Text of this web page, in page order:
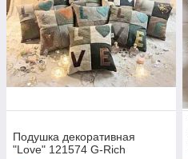
Подушка декоративная
"Love" 121574 G-Rich